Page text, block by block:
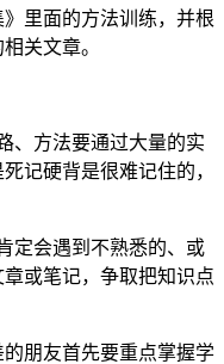
里面的方法训练，并根
关文章。
、方法要通过大量的实
死记硬背是很难记住的，
定会遇到不熟悉的、或
或笔记，争取把知识点
朋友首先要重点掌握学